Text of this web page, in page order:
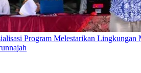
Program Melestarikan